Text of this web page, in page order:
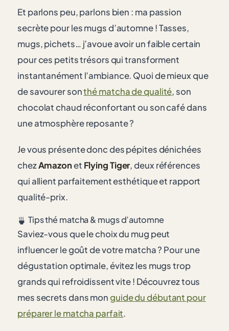
Et parlons peu, parlons bien : ma passion
secrète pour les mugs d’automne! Tasses,
mugs, pichets… j’avoue avoir un faible certain
pour ces petits trésors qui transforment
instantanément l’ambiance. Quoi de mieux que
de savourer sonthé matcha de qualité, son
chocolat chaud réconfortant ou son café dans
une atmosphère reposante ?
Je vous présente donc des pépites dénichées
chezAmazonet Flying Tiger, deux références
qui allient parfaitement esthétique et rapport
qualité-prix.
🍵 Tips thé matcha & mugs d’automne
Saviez-vous que le choix du mug peut
influencer le goût de votre matcha ? Pour une
dégustation optimale, évitez les mugs trop
grands qui refroidissent vite ! Découvrez tous
mes secrets dans mon guide du débutant pour
préparer le matcha parfait.